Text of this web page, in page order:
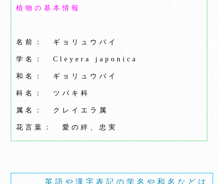
植物の基本情報
名前： ギョリュウバイ
学名： Cleyera japonica
和名： ギョリュウバイ
科名： ツバキ科
属名： クレイエラ属
花言葉： 愛の絆、忠実
英語や漢字表記の学名や和名などは